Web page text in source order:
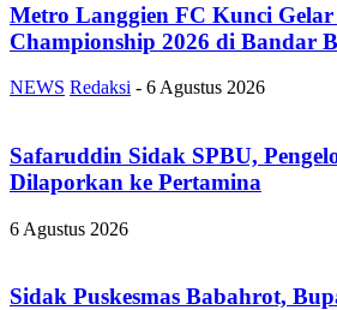
Metro Langgien FC Kunci
Championship 2026 di Bandar
NEWS Redaksi - 6 Agustus 2026
Safaruddin Sidak SPBU,
Dilaporkan ke Pertamina
6 Agustus 2026
Sidak Puskesmas Babahrot,